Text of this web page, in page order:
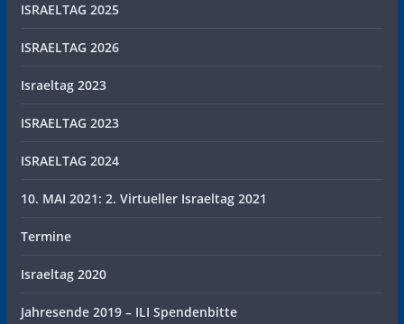
ISRAELTAG 2025
ISRAELTAG 2026
Israeltag 2023
ISRAELTAG 2023
ISRAELTAG 2024
10. MAI 2021: 2. Virtueller Israeltag 2021
Termine
Israeltag 2020
Jahresende 2019 – ILI Spendenbitte